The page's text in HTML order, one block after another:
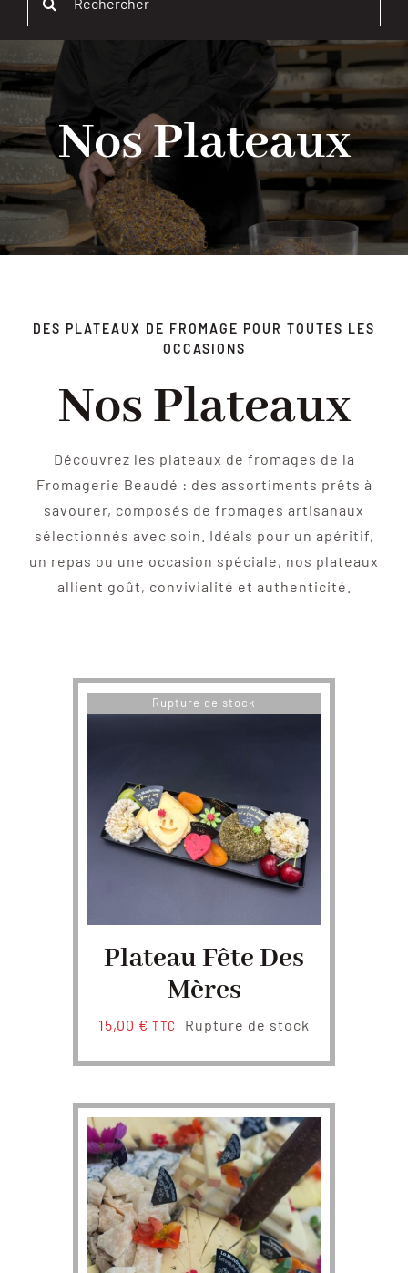
BOUTIQUE
QUI SOMMES-NOUS ?
CONTACT
Nos Plateaux
DES PLATEAUX DE FROMAGE POUR TOUTES LES
OCCASIONS
Nos Plateaux
Découvrez les plateaux de fromages de la
Fromagerie Beaudé : des assortiments prêts à
savourer, composés de fromages artisanaux
sélectionnés avec soin. Idéals pour un apéritif,
un repas ou une occasion spéciale, nos plateaux
allient goût, convivialité et authenticité.
Rupture de stock
Plateau Fête Des
Mères
15,00 € TTC Rupture de stock